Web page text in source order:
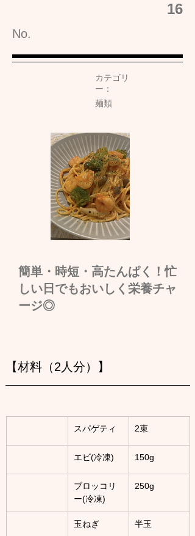
16
No.
カテゴリ
ー：
麺類
簡単・時短・高たんぱく！忙
しい日でもおいしく栄養チャ
ージ◎
【材料（2人分）】
スパゲティ 2束
エビ(冷凍) 150g
ブロッコリ
ー(冷凍)
250g
玉ねぎ 半玉